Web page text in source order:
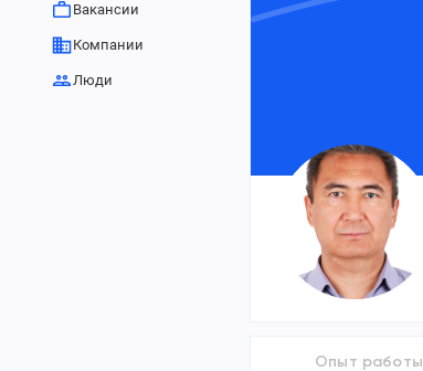
Вакансии
Компании
Люди
Опыт работы